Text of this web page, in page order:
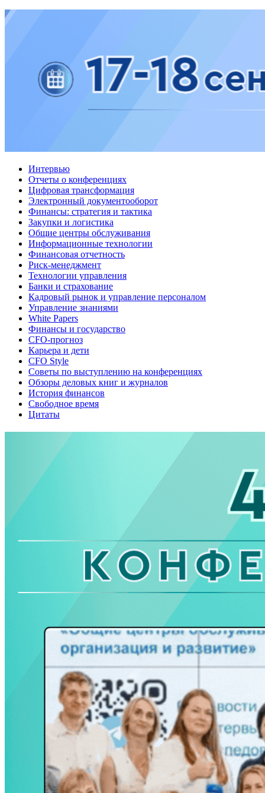
Интервью
Отчеты о конференциях
Цифровая трансформация
Электронный документооборот
Финансы: стратегия и тактика
Закупки и логистика
Общие центры обслуживания
Информационные технологии
Финансовая отчетность
Риск-менеджмент
Технологии управления
Банки и страхование
Кадровый рынок и управление персоналом
Управление знаниями
White Papers
Финансы и государство
CFO-прогноз
Карьера и дети
CFO Style
Советы по выступлению на конференциях
Обзоры деловых книг и журналов
История финансов
Свободное время
Цитаты